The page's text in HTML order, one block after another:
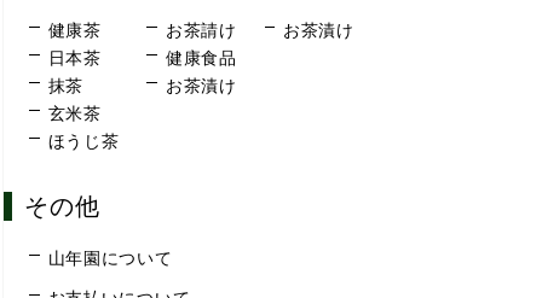
健康茶
日本茶
抹茶
玄米茶
ほうじ茶
お茶請け
健康食品
お茶漬け
お茶漬け
その他
山年園について